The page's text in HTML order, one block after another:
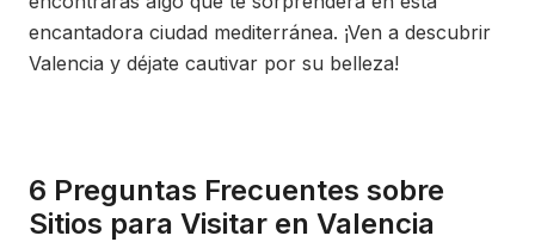
encantadora ciudad mediterránea. ¡Ven a descubrir
Valencia y déjate cautivar por su belleza!
6 Preguntas Frecuentes sobre
Sitios para Visitar en Valencia